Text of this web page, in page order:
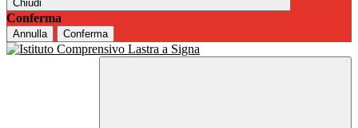
Chiudi
Conferma
Annulla Conferma